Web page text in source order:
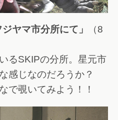
ヤマ市分所にて」
（8
るSKIPの分所。星元市
感じなのだろうか？
で覗いてみよう！！